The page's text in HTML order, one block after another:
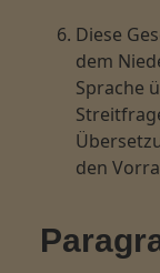
Diese
dem
Sprache
den